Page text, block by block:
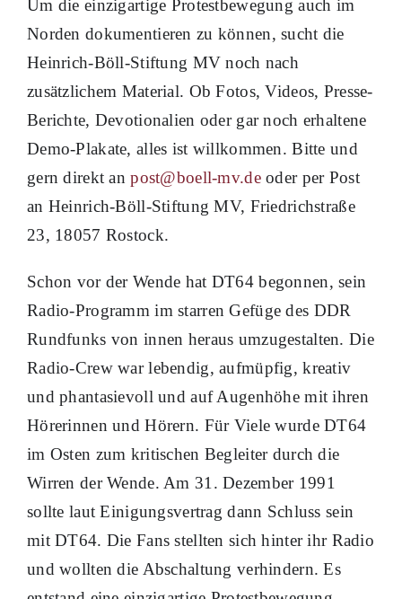
Um die einzigartige Protestbewegung auch im
Norden dokumentieren zu können, sucht die
Heinrich-Böll-Stiftung MV noch nach
zusätzlichem Material. Ob Fotos, Videos, Presse-
Berichte, Devotionalien oder gar noch erhaltene
Demo-Plakate, alles ist willkommen. Bitte und
gern direkt anpost@boell-mv.deoder per Post
an Heinrich-Böll-Stiftung MV, Friedrichstraße
23, 18057 Rostock.
Schon vor der Wende hat DT64 begonnen, sein
Radio-Programm im starren Gefüge des DDR
Rundfunks von innen heraus umzugestalten. Die
Radio-Crew war lebendig, aufmüpfig, kreativ
und phantasievoll und auf Augenhöhe mit ihren
Hörerinnen und Hörern. Für Viele wurde DT64
im Osten zum kritischen Begleiter durch die
Wirren der Wende. Am 31. Dezember 1991
sollte laut Einigungsvertrag dann Schluss sein
mit DT64. Die Fans stellten sich hinter ihr Radio
und wollten die Abschaltung verhindern. Es